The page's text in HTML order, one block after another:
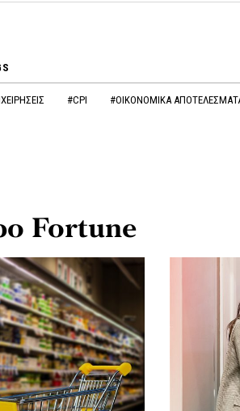
#CPI #ΟΙΚΟΝΟΜΙΚΑ
Fortune